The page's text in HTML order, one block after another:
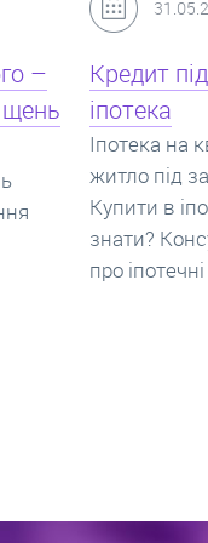
Податок
офіційний
законна
Офіційно
правильно
майнового
оренду